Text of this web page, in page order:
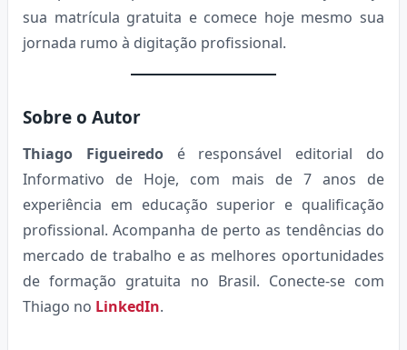
sua matrícula gratuita e comece hoje mesmo sua
jornada rumo à digitação profissional.
Sobre o Autor
Thiago Figueiredoé responsável editorial do
Informativo de Hoje, com mais de 7 anos de
experiência em educação superior e qualificação
profissional. Acompanha de perto as tendências do
mercado de trabalho e as melhores oportunidades
de formação gratuita no Brasil. Conecte-se com
Thiago no LinkedIn.